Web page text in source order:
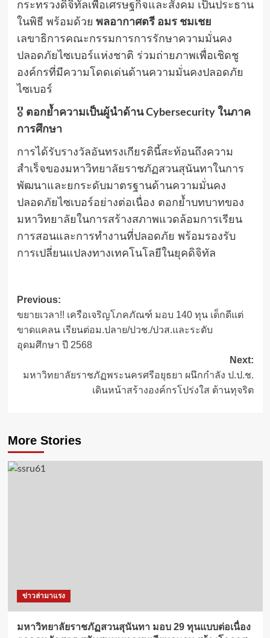
กระทรวงดิจิทัลเพื่อเศรษฐกิจและสังคม เป็นประธาน
ในพิธี พร้อมด้วย พลอากาศตรี อมร ชมเชย
เลขาธิการคณะกรรมการการรักษาความมั่นคง
ปลอดภัยไซเบอร์แห่งชาติ ร่วมถ่ายภาพเพื่อเชิดชู
องค์กรที่มีความโดดเด่นด้านความมั่นคงปลอดภัย
ไซเบอร์
🎖 ตอกย้ำความเป็นผู้นำด้าน Cybersecurity ในภาค
การศึกษา
การได้รับรางวัลอันทรงเกียรตินี้สะท้อนถึงความ
สำเร็จของมหาวิทยาลัยราชภัฏสวนสุนันทาในการ
พัฒนาและยกระดับมาตรฐานด้านความมั่นคง
ปลอดภัยไซเบอร์อย่างต่อเนื่อง ตอกย้ำบทบาทของ
มหาวิทยาลัยในการสร้างสภาพแวดล้อมการเรียน
การสอนและการทำงานที่ปลอดภัย พร้อมรองรับ
การเปลี่ยนแปลงทางเทคโนโลยีในยุคดิจิทัล
Post
navigation
Previous:
ขยายเวลา!! เครือเจริญโภคภัณฑ์ มอบ 140 ทุน เด็กดีแต่
ขาดแคลน เรียนต่อม.ปลาย/ปวช./ปวส.และระดับ
อุดมศึกษา ปี 2568
Next:
มหาวิทยาลัยราชภัฏพระนครศรีอยุธยา ผนึกกำลัง ป.ป.ช.
เดินหน้าสร้างองค์กรโปร่งใส ต้านทุจริต
More Stories
ข่าวล่ามาแรง
มหาวิทยาลัยราชภัฏสวนสุนันทา มอบ 29 ทุนแบบต่อเนื่อง